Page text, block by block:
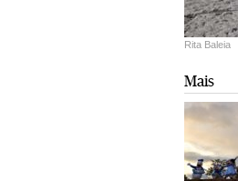
Rita Baleia
Mais